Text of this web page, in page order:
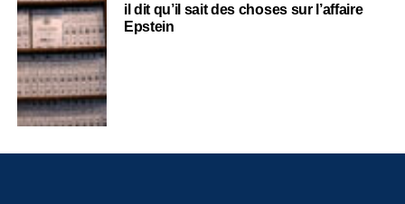
il dit qu’il sait des choses sur l’affaire
Epstein